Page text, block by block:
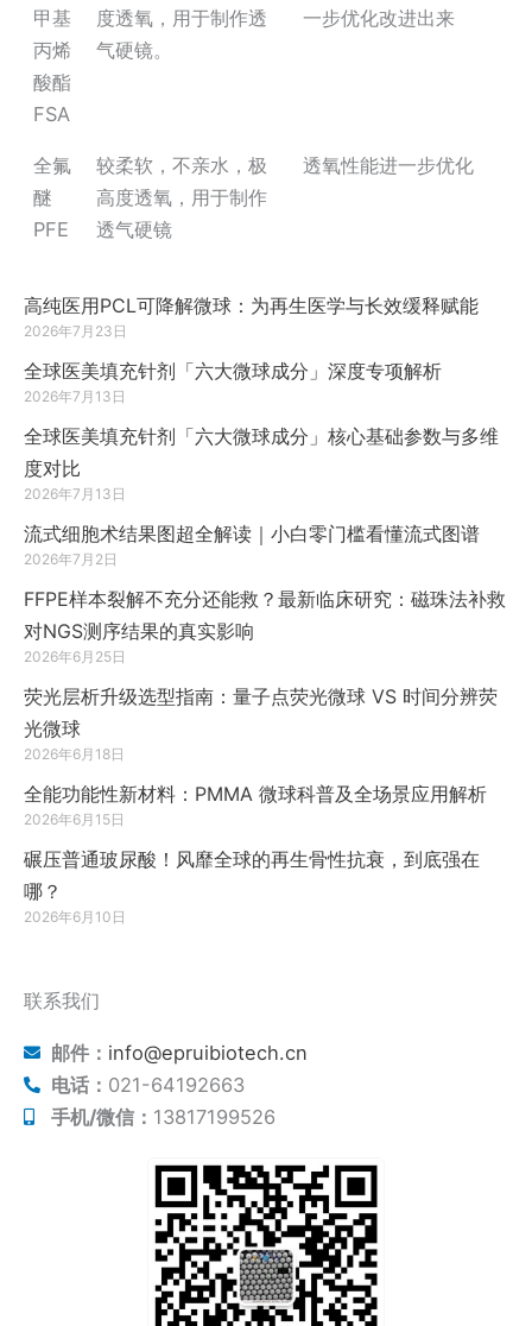
甲基
丙烯
酸酯
FSA
度透氧，用于制作透
气硬镜。
一步优化改进出来
全氟
醚
PFE
较柔软，不亲水，极
高度透氧，用于制作
透气硬镜
透氧性能进一步优化
高纯医用PCL可降解微球：为再生医学与长效缓释赋能
2026年7月23日
全球医美填充针剂「六大微球成分」深度专项解析
2026年7月13日
全球医美填充针剂「六大微球成分」核心基础参数与多维
度对比
2026年7月13日
流式细胞术结果图超全解读｜小白零门槛看懂流式图谱
2026年7月2日
FFPE样本裂解不充分还能救？最新临床研究：磁珠法补救
对NGS测序结果的真实影响
2026年6月25日
荧光层析升级选型指南：量子点荧光微球 VS 时间分辨荧
光微球
2026年6月18日
全能功能性新材料：PMMA 微球科普及全场景应用解析
2026年6月15日
碾压普通玻尿酸！风靡全球的再生骨性抗衰，到底强在
哪？
2026年6月10日
联系我们
邮件： info@epruibiotech.cn
电话： 021-64192663
手机/微信： 13817199526